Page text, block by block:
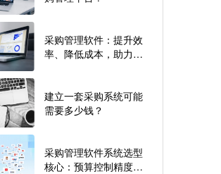
采购管理软件：提升效
率、降低成本，助力企
建立一套采购系统可能
需要多少钱？
采购管理软件系统选型
核心：预算控制精度、